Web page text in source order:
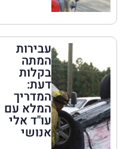
עבירות
המתה
בקלות
דעת:
המדריך
המלא עם
עו"ד אלי
אנושי